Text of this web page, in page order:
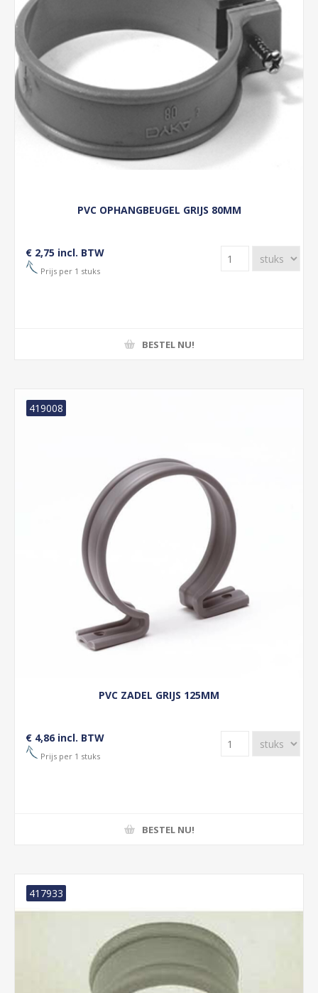
PVC OPHANGBEUGEL GRIJS 80MM
€ 2,75 incl. BTW
Prijs per 1 stuks
BESTEL NU!
PVC ZADEL GRIJS 125MM
419008
€ 4,86 incl. BTW
Prijs per 1 stuks
BESTEL NU!
417933